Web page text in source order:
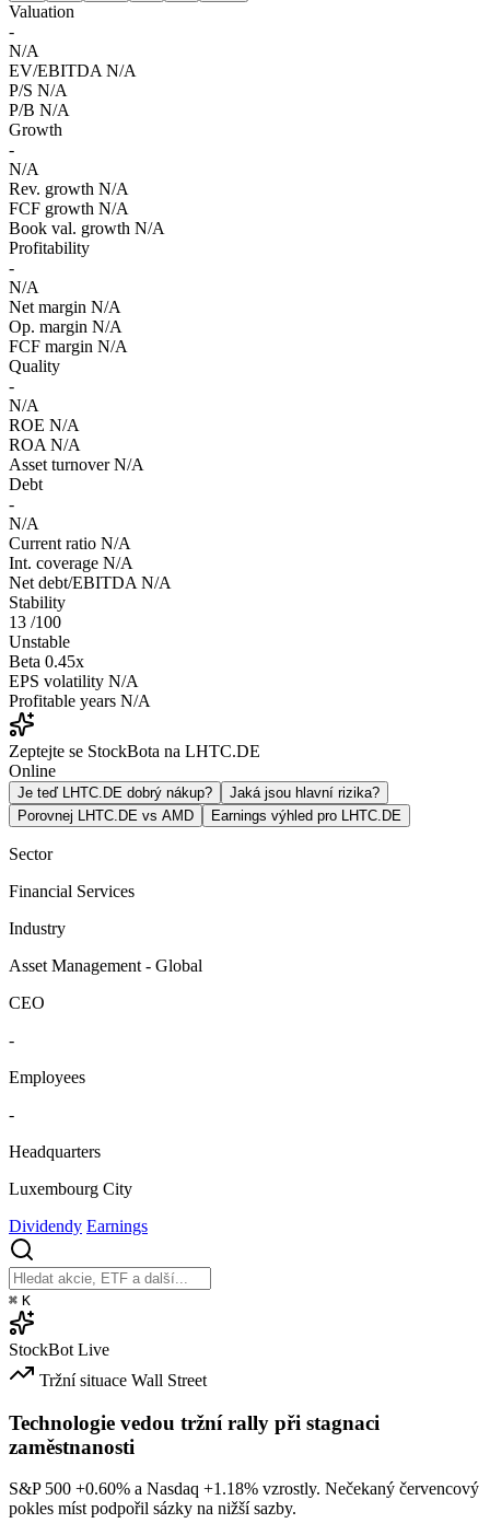
Valuation
-
N/A
EV/EBITDA N/A
P/S N/A
P/B N/A
Growth
-
N/A
Rev. growth N/A
FCF growth N/A
Book val. growth N/A
Profitability
-
N/A
Net margin N/A
Op. margin N/A
FCF margin N/A
Quality
-
N/A
ROE N/A
ROA N/A
Asset turnover N/A
Debt
-
N/A
Current ratio N/A
Int. coverage N/A
Net debt/EBITDA N/A
Stability
13 /100
Unstable
Beta 0.45x
EPS volatility N/A
Profitable years N/A
Zeptejte se StockBota na LHTC.DE
Online
Je teď LHTC.DE dobrý nákup?
Jaká jsou hlavní rizika?
Porovnej LHTC.DE vs AMD
Earnings výhled pro LHTC.DE
Sector
Financial Services
Industry
Asset Management - Global
CEO
-
Employees
-
Headquarters
Luxembourg City
Dividendy Earnings
⌘ K
StockBot Live
Tržní situace Wall Street
Technologie vedou tržní rally při stagnaci
zaměstnanosti
S&P 500 +0.60% a Nasdaq +1.18% vzrostly. Nečekaný červencový
pokles míst podpořil sázky na nižší sazby.